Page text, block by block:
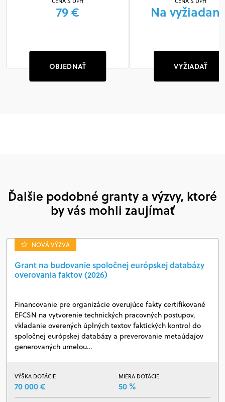
79 €
OBJEDNAŤ
Na
VYŽIADAŤ
Ďalšie podobné granty a výzvy, ktoré
by vás mohli zaujímať
NOVÁ VÝZVA
Grant na budovanie spoločnej európskej databázy
overovania faktov (2026)
Financovanie pre organizácie overujúce fakty certifikované
EFCSN na vytvorenie technických pracovných postupov,
vkladanie overených úplných textov faktických kontrol do
spoločnej európskej databázy a preverovanie metaúdajov
generovaných umelou…
VÝŠKA DOTÁCIE
70 000 €
MIERA DOTÁCIE
50 %